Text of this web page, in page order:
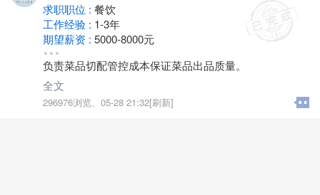
求职职位 : 餐饮
工作经验 : 1-3年
期望薪资 : 5000-8000元
地区 :
负责菜品切配管控成本保证菜品出品质量。
全文
296976浏览、 05-28 21:32[刷新]